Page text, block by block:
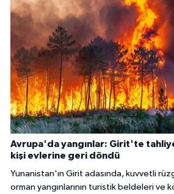
Avrupa'da yangınlar: Girit'te
kişi evlerine geri döndü
Yunanistan'ın Girit adasında, kuvvetli
orman yangınlarının turistik beldeleri ve